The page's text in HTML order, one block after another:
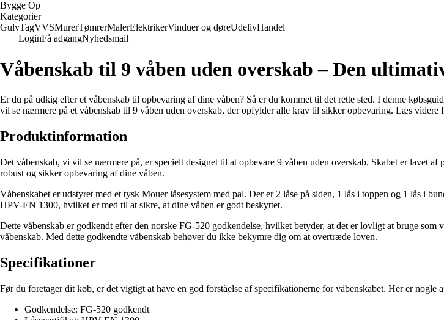
Bygge Op
Kategorier
GulvTagVVSMurerTømrerMalerElektrikerVinduer og døreUdelivHandel
LoginFå adgangNyhedsmail
Våbenskab til 9 våben uden overskab – Den
Er du på udkig efter et våbenskab til opbevaring af dine våben? Så er du kommet til det rette sted. I denne
vil se nærmere på et våbenskab til 9 våben uden overskab, der opfylder alle krav til sikker opbevaring. Læs videre
Produktinformation
Det våbenskab, vi vil se nærmere på, er specielt designet til at opbevare 9 våben uden overskab. Skabet er lavet
robust og sikker opbevaring af dine våben.
Våbenskabet er udstyret med et tysk Mouer låsesystem med pal. Der er 2 låse på siden, 1 lås i toppen og 1 lås i
HPV-EN 1300, hvilket er med til at sikre, at dine våben er godt beskyttet.
Dette våbenskab er godkendt efter den norske FG-520 godkendelse, hvilket betyder, at det er lovligt at bruge
våbenskab. Med dette godkendte våbenskab behøver du ikke bekymre dig om at overtræde loven.
Specifikationer
Før du foretager dit køb, er det vigtigt at have en god forståelse af specifikationerne for våbenskabet. Her er nogle
Godkendelse: FG-520 godkendt